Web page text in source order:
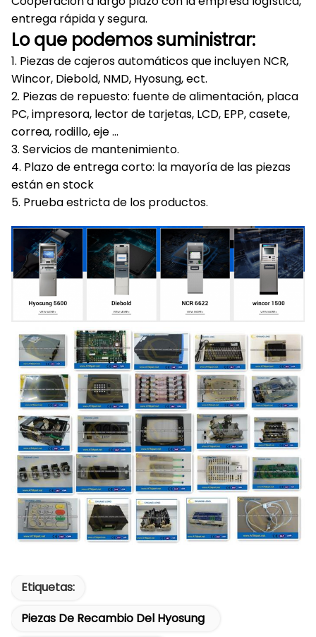
entrega rápida y segura.
Lo que podemos suministrar:
1. Piezas de cajeros automáticos que incluyen NCR,
Wincor, Diebold, NMD, Hyosung, ect.
2. Piezas de repuesto: fuente de alimentación, placa
PC, impresora, lector de tarjetas, LCD, EPP, casete,
correa, rodillo, eje ...
3. Servicios de mantenimiento.
4. Plazo de entrega corto: la mayoría de las piezas
están en stock
5. Prueba estricta de los productos.
Etiquetas:
Piezas De Recambio Del Hyosung